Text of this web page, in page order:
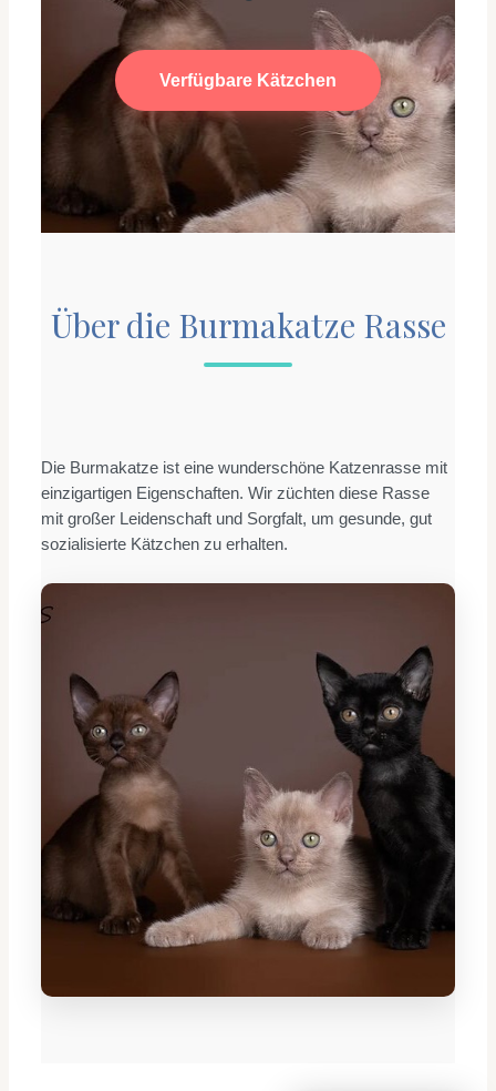
Verfügbare Kätzchen
Über die Burmakatze Rasse
Die Burmakatze ist eine wunderschöne Katzenrasse mit
einzigartigen Eigenschaften. Wir züchten diese Rasse
mit großer Leidenschaft und Sorgfalt, um gesunde, gut
sozialisierte Kätzchen zu erhalten.